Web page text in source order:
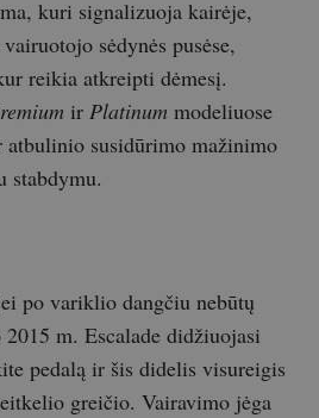
kuri signalizuoja kairėje,
sėdynės pusėse,
reikia atkreipti dėmesį.
ir Platinum modeliuose
susidūrimo mažinimo
stabdymu.
po variklio dangčiu nebūtų
m. Escalade didžiuojasi
pedalą ir šis didelis visureigis
greičio. Vairavimo jėga